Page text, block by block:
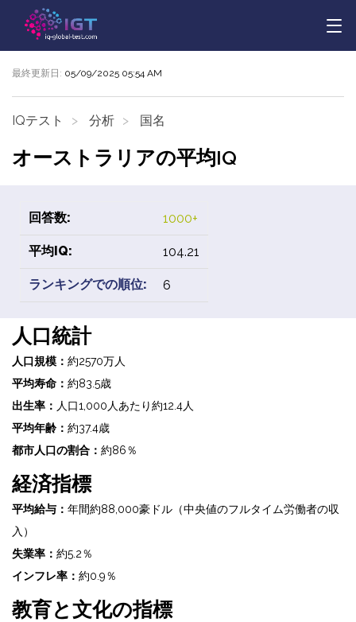
最終更新日: 05/09/2025 05:54 AM
IQテスト 分析 国名
オーストラリアの平均IQ
回答数: 1000+
平均IQ: 104.21
ランキングでの順位: 6
人口統計
人口規模： 約2570万人
平均寿命： 約83.5歳
出生率： 人口1,000人あたり約12.4人
平均年齢： 約37.4歳
都市人口の割合： 約86％
経済指標
平均給与： 年間約88,000豪ドル（中央値のフルタイム労働者の収
入）
失業率： 約5.2％
インフレ率： 約0.9％
教育と文化の指標